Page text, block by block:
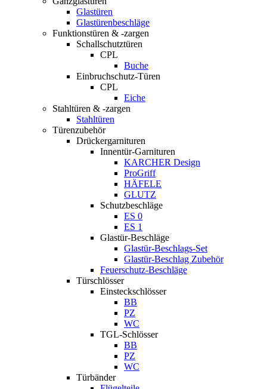
Glastüren
Glastürenbeschläge
Funktionstüren & -zargen
Schallschutztüren
CPL
Buche
Einbruchschutz-Türen
CPL
Eiche
Stahltüren & -zargen
Stahltüren
Türenzubehör
Drückergarnituren
Innentür-Garnituren
KARCHER Design
ProGriff
HÄFELE
GLUTZ
Schutzbeschläge
ES 0
ES 1
Glastür-Beschläge
Glastür-Beschlags-Set
Glastür-Beschlag Zubehör
Feuerschutz-Beschläge
Türschlösser
Einsteckschlösser
BB
PZ
WC
TGL-Schlösser
BB
PZ
WC
Türbänder